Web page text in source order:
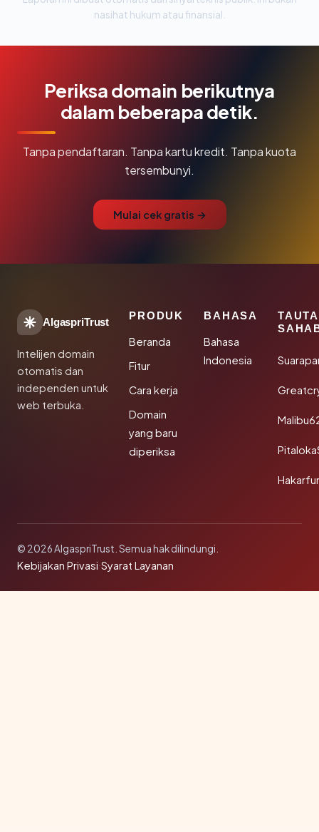
nasihat hukum atau finansial.
Periksa domain berikutnya
dalam beberapa detik.
Tanpa pendaftaran. Tanpa kartu kredit. Tanpa kuota
tersembunyi.
Mulai cek gratis →
AlgaspriTrust
Intelijen domain
otomatis dan
independen untuk
web terbuka.
PRODUK
Beranda
Fitur
Cara kerja
Domain
yang baru
diperiksa
BAHASA
Bahasa
Indonesia
© 2026 AlgaspriTrust. Semua hak dilindungi.
Kebijakan Privasi·Syarat Layanan